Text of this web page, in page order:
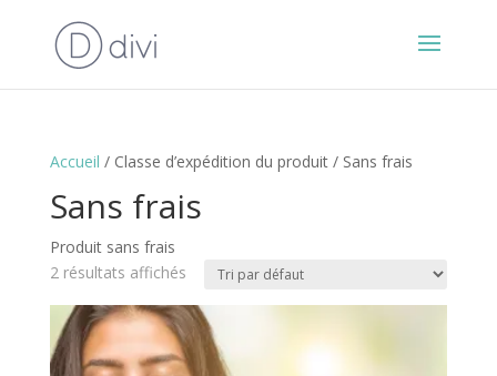
Accueil / Classe d’expédition du produit / Sans frais
Sans frais
Produit sans frais
2 résultats affichés